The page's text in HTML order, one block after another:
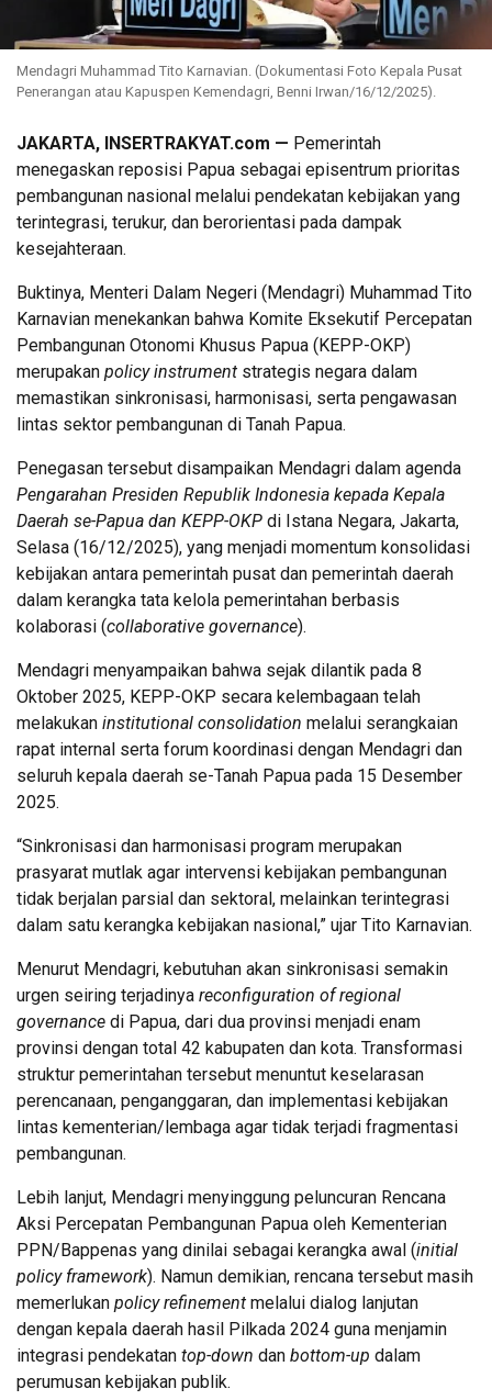
Mendagri Muhammad Tito Karnavian. (Dokumentasi Foto Kepala Pusat
Penerangan atau Kapuspen Kemendagri, Benni Irwan/16/12/2025).
JAKARTA, INSERTRAKYAT.com — Pemerintah
menegaskan reposisi Papua sebagai episentrum prioritas
pembangunan nasional melalui pendekatan kebijakan yang
terintegrasi, terukur, dan berorientasi pada dampak
kesejahteraan.
Buktinya, Menteri Dalam Negeri (Mendagri) Muhammad Tito
Karnavian menekankan bahwa Komite Eksekutif Percepatan
Pembangunan Otonomi Khusus Papua (KEPP-OKP)
merupakan policy instrument strategis negara dalam
memastikan sinkronisasi, harmonisasi, serta pengawasan
lintas sektor pembangunan di Tanah Papua.
Penegasan tersebut disampaikan Mendagri dalam agenda
Pengarahan Presiden Republik Indonesia kepada Kepala
Daerah se-Papua dan KEPP-OKP di Istana Negara, Jakarta,
Selasa (16/12/2025), yang menjadi momentum konsolidasi
kebijakan antara pemerintah pusat dan pemerintah daerah
dalam kerangka tata kelola pemerintahan berbasis
kolaborasi (collaborative governance).
Mendagri menyampaikan bahwa sejak dilantik pada 8
Oktober 2025, KEPP-OKP secara kelembagaan telah
melakukan institutional consolidation melalui serangkaian
rapat internal serta forum koordinasi dengan Mendagri dan
seluruh kepala daerah se-Tanah Papua pada 15 Desember
2025.
“Sinkronisasi dan harmonisasi program merupakan
prasyarat mutlak agar intervensi kebijakan pembangunan
tidak berjalan parsial dan sektoral, melainkan terintegrasi
dalam satu kerangka kebijakan nasional,” ujar Tito Karnavian.
Menurut Mendagri, kebutuhan akan sinkronisasi semakin
urgen seiring terjadinya reconfiguration of regional
governance di Papua, dari dua provinsi menjadi enam
provinsi dengan total 42 kabupaten dan kota. Transformasi
struktur pemerintahan tersebut menuntut keselarasan
perencanaan, penganggaran, dan implementasi kebijakan
lintas kementerian/lembaga agar tidak terjadi fragmentasi
pembangunan.
Lebih lanjut, Mendagri menyinggung peluncuran Rencana
Aksi Percepatan Pembangunan Papua oleh Kementerian
PPN/Bappenas yang dinilai sebagai kerangka awal (initial
policy framework). Namun demikian, rencana tersebut masih
memerlukan policy refinement melalui dialog lanjutan
dengan kepala daerah hasil Pilkada 2024 guna menjamin
integrasi pendekatan top-down dan bottom-up dalam
perumusan kebijakan publik.